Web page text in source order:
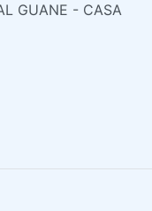
GUANE - CASA